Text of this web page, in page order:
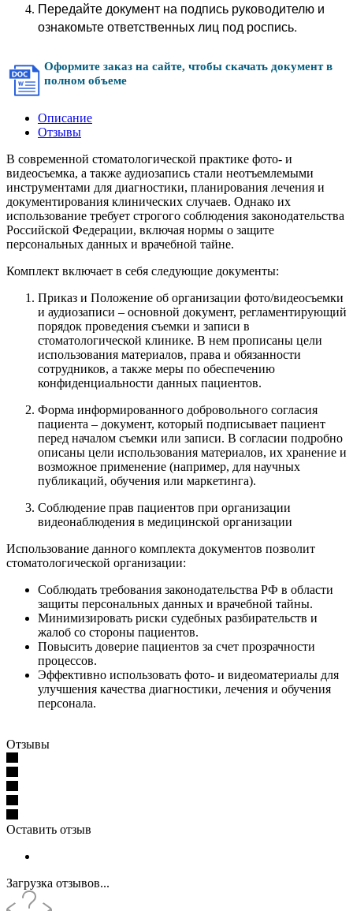
Передайте документ на подпись руководителю и
ознакомьте ответственных лиц под роспись.
Оформите заказ на сайте, чтобы скачать документ в
полном объеме
Описание
Отзывы
В современной стоматологической практике фото- и
видеосъемка, а также аудиозапись стали неотъемлемыми
инструментами для диагностики, планирования лечения и
документирования клинических случаев. Однако их
использование требует строгого соблюдения законодательства
Российской Федерации, включая нормы о защите
персональных данных и врачебной тайне.
Комплект включает в себя следующие документы:
Приказ и Положение об организации фото/видеосъемки
и аудиозаписи – основной документ, регламентирующий
порядок проведения съемки и записи в
стоматологической клинике. В нем прописаны цели
использования материалов, права и обязанности
сотрудников, а также меры по обеспечению
конфиденциальности данных пациентов.
Форма информированного добровольного согласия
пациента – документ, который подписывает пациент
перед началом съемки или записи. В согласии подробно
описаны цели использования материалов, их хранение и
возможное применение (например, для научных
публикаций, обучения или маркетинга).
Соблюдение прав пациентов при организации
видеонаблюдения в медицинской организации
Использование данного комплекта документов позволит
стоматологической организации:
Соблюдать требования законодательства РФ в области
защиты персональных данных и врачебной тайны.
Минимизировать риски судебных разбирательств и
жалоб со стороны пациентов.
Повысить доверие пациентов за счет прозрачности
процессов.
Эффективно использовать фото- и видеоматериалы для
улучшения качества диагностики, лечения и обучения
персонала.
Отзывы
Оставить отзыв
Загрузка отзывов...